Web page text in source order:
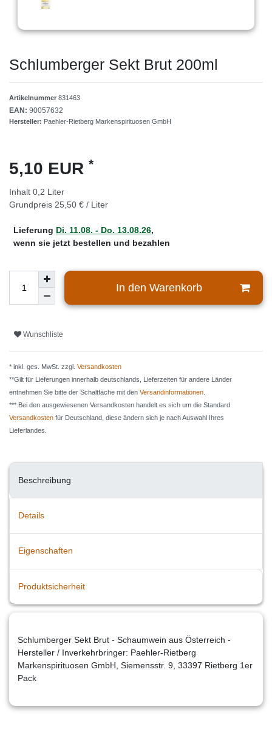
Schlumberger Sekt Brut 200ml
Artikelnummer 831463
EAN: 90057632
Hersteller: Paehler-Rietberg Markenspirituosen GmbH
5,10 EUR *
Inhalt 0,2 Liter
Grundpreis 25,50 € / Liter
Lieferung Di. 11.08. - Do. 13.08.26,
wenn sie jetzt bestellen und bezahlen
In den Warenkorb
Wunschliste
* inkl. ges. MwSt. zzgl. Versandkosten
**Gilt für Lieferungen innerhalb deutschlands, Lieferzeiten für andere Länder
entnehmen Sie bitte der Schaltfäche mit den Versandinformationen
*** Bei den ausgewiesenen Versandkosten handelt es sich um die Standard
Versandkosten für Deutschland, diese ändern sich je nach Auswahl Ihres
Lieferlandes.
Beschreibung
Details
Eigenschaften
Produktsicherheit
Schlumberger Sekt Brut - Schaumwein aus Österreich -
Hersteller / Inverkehrbringer: Paehler-Rietberg
Markenspirituosen GmbH, Siemensstr. 9, 33397 Rietberg 1er
Pack